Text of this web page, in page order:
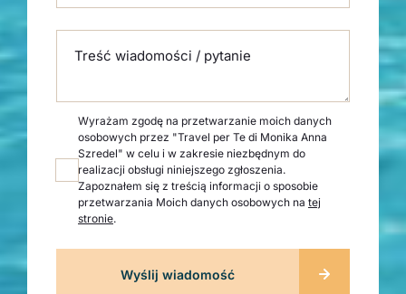
Treść wiadomości / pytanie
Wyrażam zgodę na przetwarzanie moich danych
osobowych przez "Travel per Te di Monika Anna
Szredel" w celu i w zakresie niezbędnym do
realizacji obsługi niniejszego zgłoszenia.
Zapoznałem się z treścią informacji o sposobie
przetwarzania Moich danych osobowych na tej
stronie.